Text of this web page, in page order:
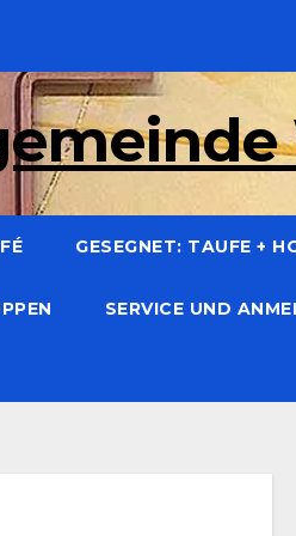
GESEGNET: TAUFE +
SERVICE UND